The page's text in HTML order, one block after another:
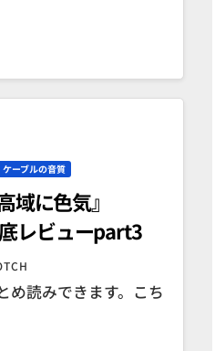
ケーブルの音質
域に色気』
レビューpart3
め読みできます。こち